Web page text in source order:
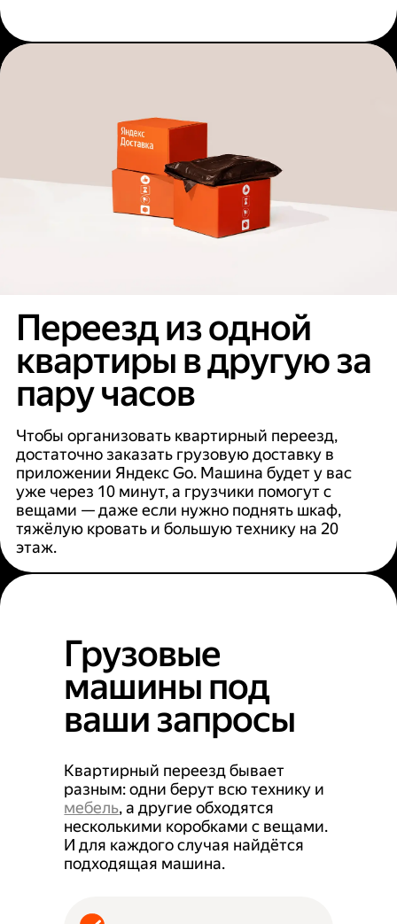
Переезд из одной
квартиры в другую за
пару часов
Чтобы организовать квартирный переезд,
достаточно заказать грузовую доставку в
приложении Яндекс Go. Машина будет у вас
уже через 10 минут, а грузчики помогут с
вещами — даже если нужно поднять шкаф,
тяжёлую кровать и большую технику на 20
этаж.
Грузовые
машины под
ваши запросы
Квартирный переезд бывает
разным: одни берут всю технику и
мебель, а другие обходятся
несколькими коробками с вещами.
И для каждого случая найдётся
подходящая машина.